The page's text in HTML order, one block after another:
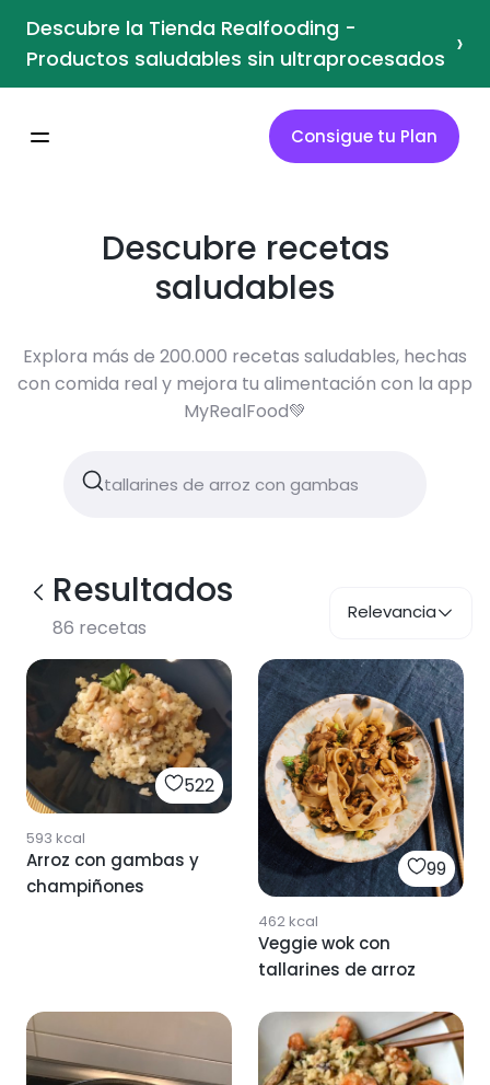
Descubre la Tienda Realfooding -
Productos saludables sin ultraprocesados ›
Consigue tu Plan
Descubre recetas
saludables
Explora más de 200.000 recetas saludables, hechas
con comida real y mejora tu alimentación con la app
MyRealFood💚
Resultados
86 recetas
Relevancia
522
593 kcal
Arroz con gambas y
champiñones
99
462kcal
Veggie wok con
tallarines de arroz